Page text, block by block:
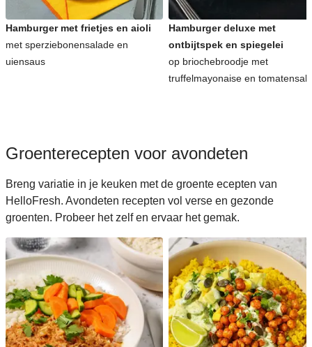
Hamburger met frietjes en aioli
met sperziebonensalade en
uiensaus
Hamburger deluxe met
ontbijtspek en spiegelei
op briochebroodje met
truffelmayonaise en
Groenterecepten voor avondeten
Breng variatie in je keuken met de groente ecepten van
HelloFresh. Avondeten recepten vol verse en gezonde
groenten. Probeer het zelf en ervaar het gemak.